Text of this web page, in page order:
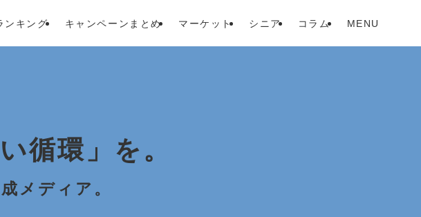
ンキング キャンペーンまとめ マーケット シニア コラム MENU
循環」を。
メディア。